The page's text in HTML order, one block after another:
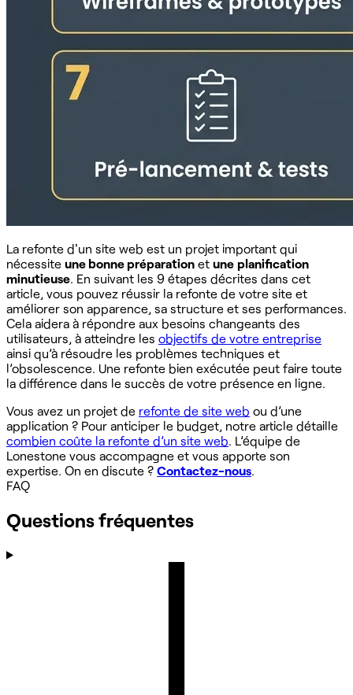
La refonte d'un site web est un projet important qui
nécessite une bonne préparation et une planification
minutieuse. En suivant les 9 étapes décrites dans cet
article, vous pouvez réussir la refonte de votre site et
améliorer son apparence, sa structure et ses performances.
Cela aidera à répondre aux besoins changeants des
utilisateurs, à atteindre les objectifs de votre entreprise
ainsi qu’à résoudre les problèmes techniques et
l’obsolescence. Une refonte bien exécutée peut faire toute
la différence dans le succès de votre présence en ligne. ‍
Vous avez un projet de refonte de site web ou d’une
application ? Pour anticiper le budget, notre article détaille
combien coûte la refonte d’un site web. L’équipe de
Lonestone vous accompagne et vous apporte son
expertise. On en discute ? Contactez-nous.
FAQ
Questions fréquentes